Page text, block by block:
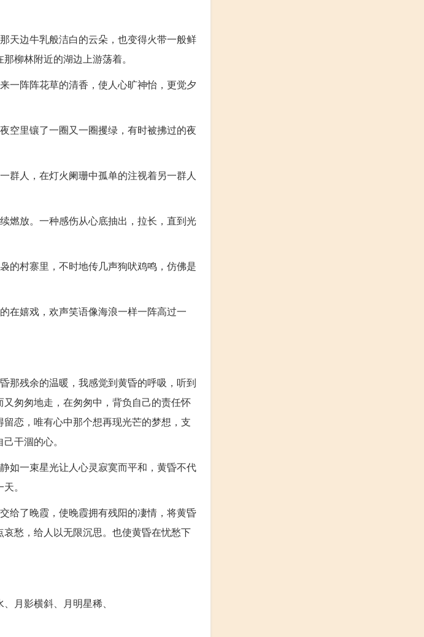
天边牛乳般洁白的云朵，也变得火带一般鲜
柳林附近的湖边上游荡着。
一阵阵花草的清香，使人心旷神怡，更觉夕
空里镶了一圈又一圈攫绿，有时被拂过的夜
群人，在灯火阑珊中孤单的注视着另一群人
燃放。一种感伤从心底抽出，拉长，直到光
的村寨里，不时地传几声狗吠鸡鸣，仿佛是
在嬉戏，欢声笑语像海浪一样一阵高过一
那残余的温暖，我感觉到黄昏的呼吸，听到
匆匆地走，在匆匆中，背负自己的责任怀
恋，唯有心中那个想再现光芒的梦想，支
干涸的心。
如一束星光让人心灵寂寞而平和，黄昏不代
。
给了晚霞，使晚霞拥有残阳的凄情，将黄昏
愁，给人以无限沉思。也使黄昏在忧愁下
月影横斜、月明星稀、